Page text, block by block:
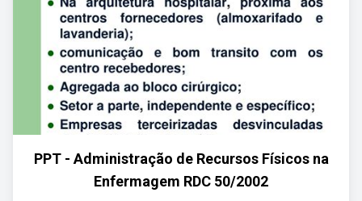
PPT - Administração de Recursos Físicos na
Enfermagem RDC 50/2002